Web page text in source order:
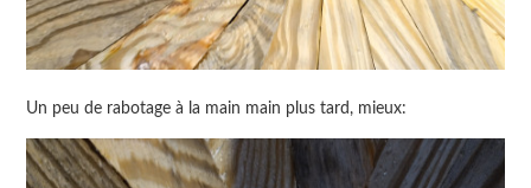
Un peu de rabotage à la main main plus tard, mieux: